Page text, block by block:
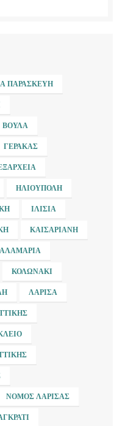
ΠΑΡΑΣΚΕΥΉ
ΒΟΎΛΑ
ΓΈΡΑΚΑΣ
ΗΛΙΟΎΠΟΛΗ
ΙΛΊΣΙΑ
ΚΑΙΣΑΡΙΑΝΉ
ΚΟΛΩΝΆΚΙ
ΛΆΡΙΣΑ
ΝΟΜΌΣ ΛΆΡΙΣΑΣ